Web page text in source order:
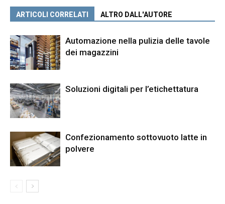
ARTICOLI CORRELATI ALTRO DALL'AUTORE
Automazione nella pulizia delle tavole
dei magazzini
Soluzioni digitali per l’etichettatura
Confezionamento sottovuoto latte in
polvere